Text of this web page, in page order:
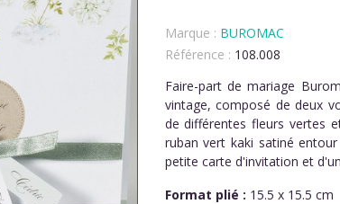
Marque : BUROMAC
Référence : 108.008
Faire-part de mariage
vintage, composé de deux
de différentes fleurs vertes
ruban vert kaki satiné
petite carte d'invitation et
Format plié : 15.5 x 15.5 cm